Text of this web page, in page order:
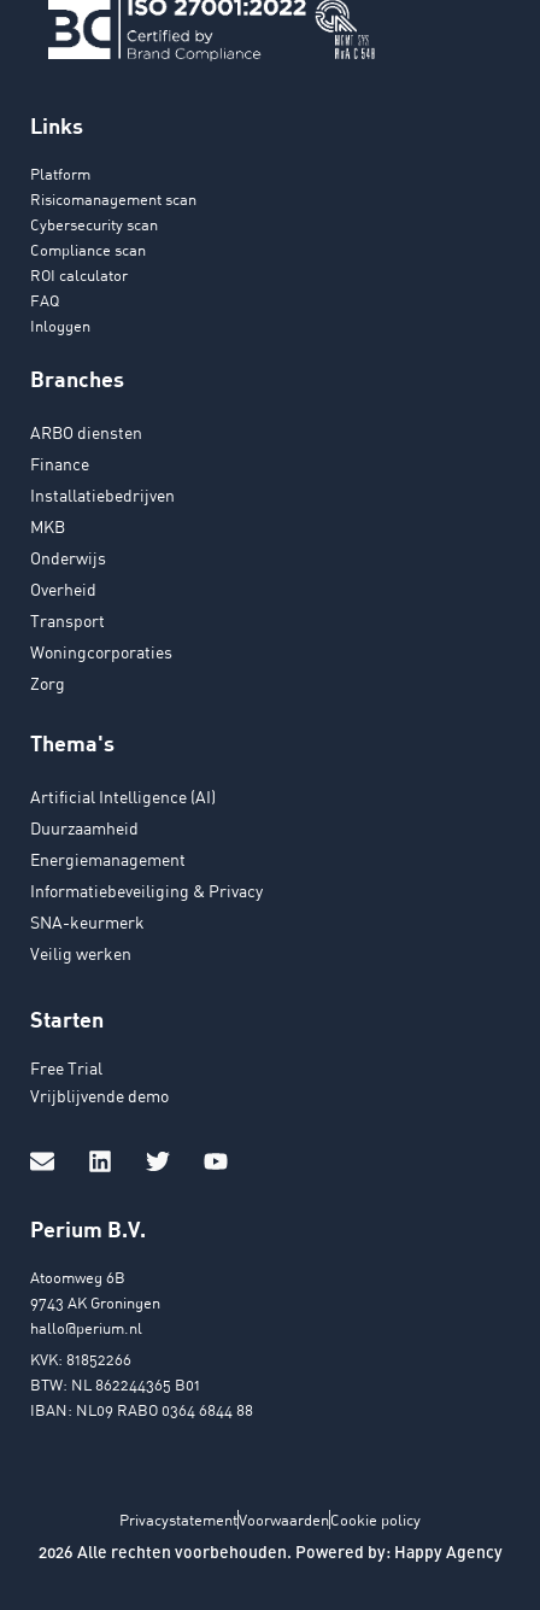
Links
Platform
Risicomanagement scan
Cybersecurity scan
Compliance scan
ROI calculator
FAQ
Inloggen
Branches
ARBO diensten
Finance
Installatiebedrijven
MKB
Onderwijs
Overheid
Transport
Woningcorporaties
Zorg
Thema's
Artificial Intelligence (AI)
Duurzaamheid
Energiemanagement
Informatiebeveiliging & Privacy
SNA-keurmerk
Veilig werken
Starten
Free Trial
Vrijblijvende demo
Perium B.V.
Atoomweg 6B
9743 AK Groningen
hallo@perium.nl
KVK: 81852266
BTW: NL 862244365 B01
IBAN: NL09 RABO 0364 6844 88
2026 Alle rechten voorbehouden. Powered by: Happy Agency
PrivacystatementVoorwaardenCookie policy